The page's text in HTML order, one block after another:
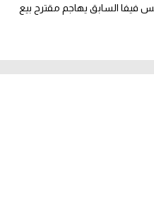
فيفا السابق يهاجم مقترح بيع